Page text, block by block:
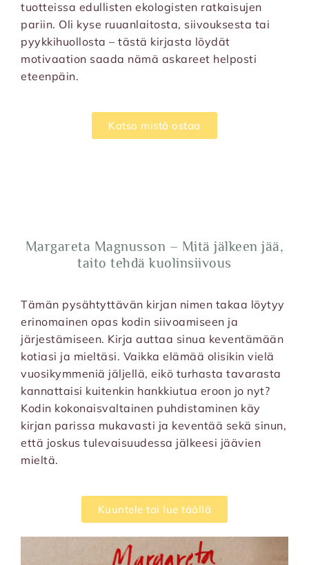
tuotteissa edullisten ekologisten ratkaisujen
pariin. Oli kyse ruuanlaitosta, siivouksesta tai
pyykkihuollosta – tästä kirjasta löydät
motivaation saada nämä askareet helposti
eteenpäin.
Katso mistä ostaa
Margareta Magnusson – Mitä jälkeen jää,
taito tehdä kuolinsiivous
Tämän pysähtyttävän kirjan nimen takaa löytyy
erinomainen opas kodin siivoamiseen ja
järjestämiseen. Kirja auttaa sinua keventämään
kotiasi ja mieltäsi. Vaikka elämää olisikin vielä
vuosikymmeniä jäljellä, eikö turhasta tavarasta
kannattaisi kuitenkin hankkiutua eroon jo nyt?
Kodin kokonaisvaltainen puhdistaminen käy
kirjan parissa mukavasti ja keventää sekä sinun,
että joskus tulevaisuudessa jälkeesi jäävien
mieltä.
Kuuntele tai lue täällä